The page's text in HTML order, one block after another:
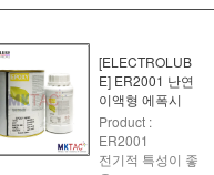
[ELECTROLUB
E] ER2001 난연
이액형 에폭시
Product :
ER2001
전기적 특성이 좋